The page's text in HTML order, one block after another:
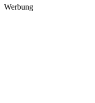
Werbung